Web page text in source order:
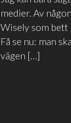
medier. Av
Wisely som bett
Få se nu: man
vägen […]